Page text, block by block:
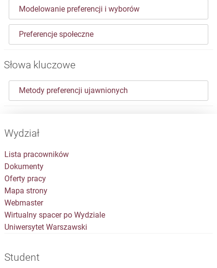
Modelowanie preferencji i wyborów
Preferencje społeczne
Słowa kluczowe
Metody preferencji ujawnionych
Wydział
Lista pracowników
Dokumenty
Oferty pracy
Mapa strony
Webmaster
Wirtualny spacer po Wydziale
Uniwersytet Warszawski
Student